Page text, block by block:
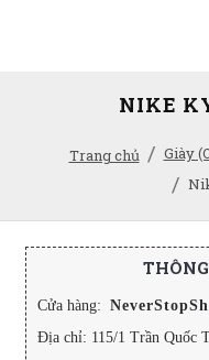
Trang chủ Giày
NIKE
Cửa hàng:
Địa chỉ: 115/1 Trần Quốc